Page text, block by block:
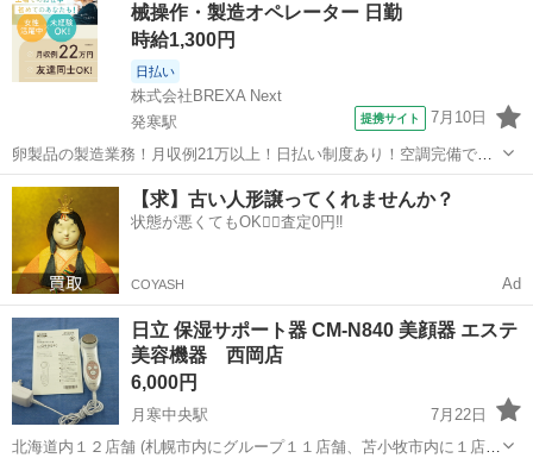
械操作・製造オペレーター 日勤
時給1,300円
日払い
株式会社BREXA Next
発寒駅
提携サイト 7月10日
卵製品の製造業務！月収例21万以上！日払い制度あり！空調完備で快
適作業★20代～50代までの男女活躍中！作業着無償貸与★マイカー通
勤OK＆無料駐車場完備！《北海道札幌市》 人気の工場のお仕事 ◇卵
製品の製造業務◇ 作業内...
北海道 札幌市 発寒駅 その他
【求】古い人形譲ってくれませんか？
状態が悪くてもOK🙆‍♀️査定0円‼️
COYASH Ad
日立 保湿サポート器 CM-N840 美顔器 エステ
美容機器 西岡店
6,000円
月寒中央駅
7月22日
北海道内１２店舗 (札幌市内にグループ１１店舗、苫小牧市内に１店